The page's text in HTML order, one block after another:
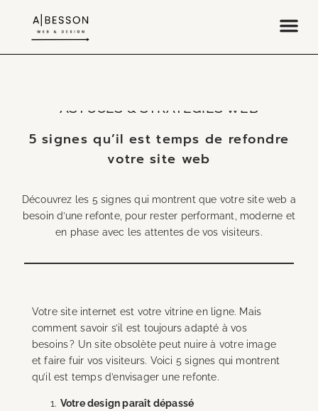
ASTUCES & STRATÉGIES WEB
5 signes qu’il est temps de refondre
votre site web
Découvrez les 5 signes qui montrent que votre site web a
besoin d’une refonte, pour rester performant, moderne et
en phase avec les attentes de vos visiteurs.
Votre site internet est votre vitrine en ligne. Mais
comment savoir s’il est toujours adapté à vos
besoins ? Un site obsolète peut nuire à votre image
et faire fuir vos visiteurs. Voici 5 signes qui montrent
qu’il est temps d’envisager une refonte.
Votre design paraît dépassé